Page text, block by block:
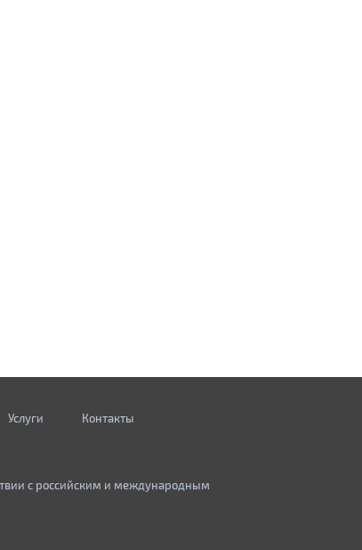
Услуги Контакты
с российским и международным